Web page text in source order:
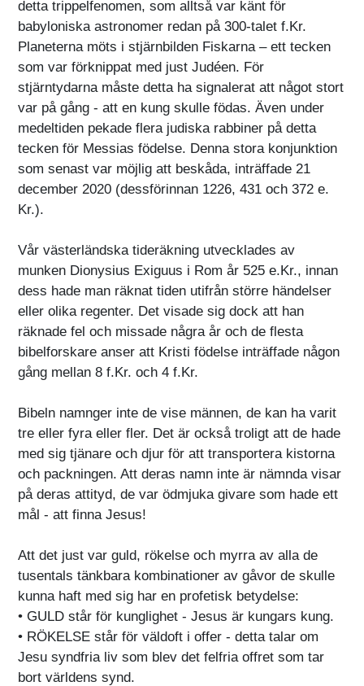
detta trippelfenomen, som alltså var känt för
babyloniska astronomer redan på 300-talet f.Kr.
Planeterna möts i stjärnbilden Fiskarna – ett tecken
som var förknippat med just Judéen. För
stjärntydarna måste detta ha signalerat att något stort
var på gång - att en kung skulle födas. Även under
medeltiden pekade flera judiska rabbiner på detta
tecken för Messias födelse. Denna stora konjunktion
som senast var möjlig att beskåda, inträffade 21
december 2020 (dessförinnan 1226, 431 och 372 e.
Kr.).
Vår västerländska tideräkning utvecklades av
munken Dionysius Exiguus i Rom år 525 e.Kr., innan
dess hade man räknat tiden utifrån större händelser
eller olika regenter. Det visade sig dock att han
räknade fel och missade några år och de flesta
bibelforskare anser att Kristi födelse inträffade någon
gång mellan 8 f.Kr. och 4 f.Kr.
Bibeln namnger inte de vise männen, de kan ha varit
tre eller fyra eller fler. Det är också troligt att de hade
med sig tjänare och djur för att transportera kistorna
och packningen. Att deras namn inte är nämnda visar
på deras attityd, de var ödmjuka givare som hade ett
mål - att finna Jesus!
Att det just var guld, rökelse och myrra av alla de
tusentals tänkbara kombinationer av gåvor de skulle
kunna haft med sig har en profetisk betydelse:
• GULD står för kunglighet - Jesus är kungars kung.
• RÖKELSE står för väldoft i offer - detta talar om
Jesu syndfria liv som blev det felfria offret som tar
bort världens synd.